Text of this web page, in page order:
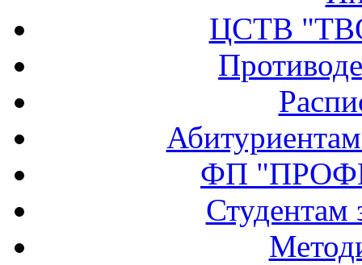
ЦСТВ
ФП
Студентам